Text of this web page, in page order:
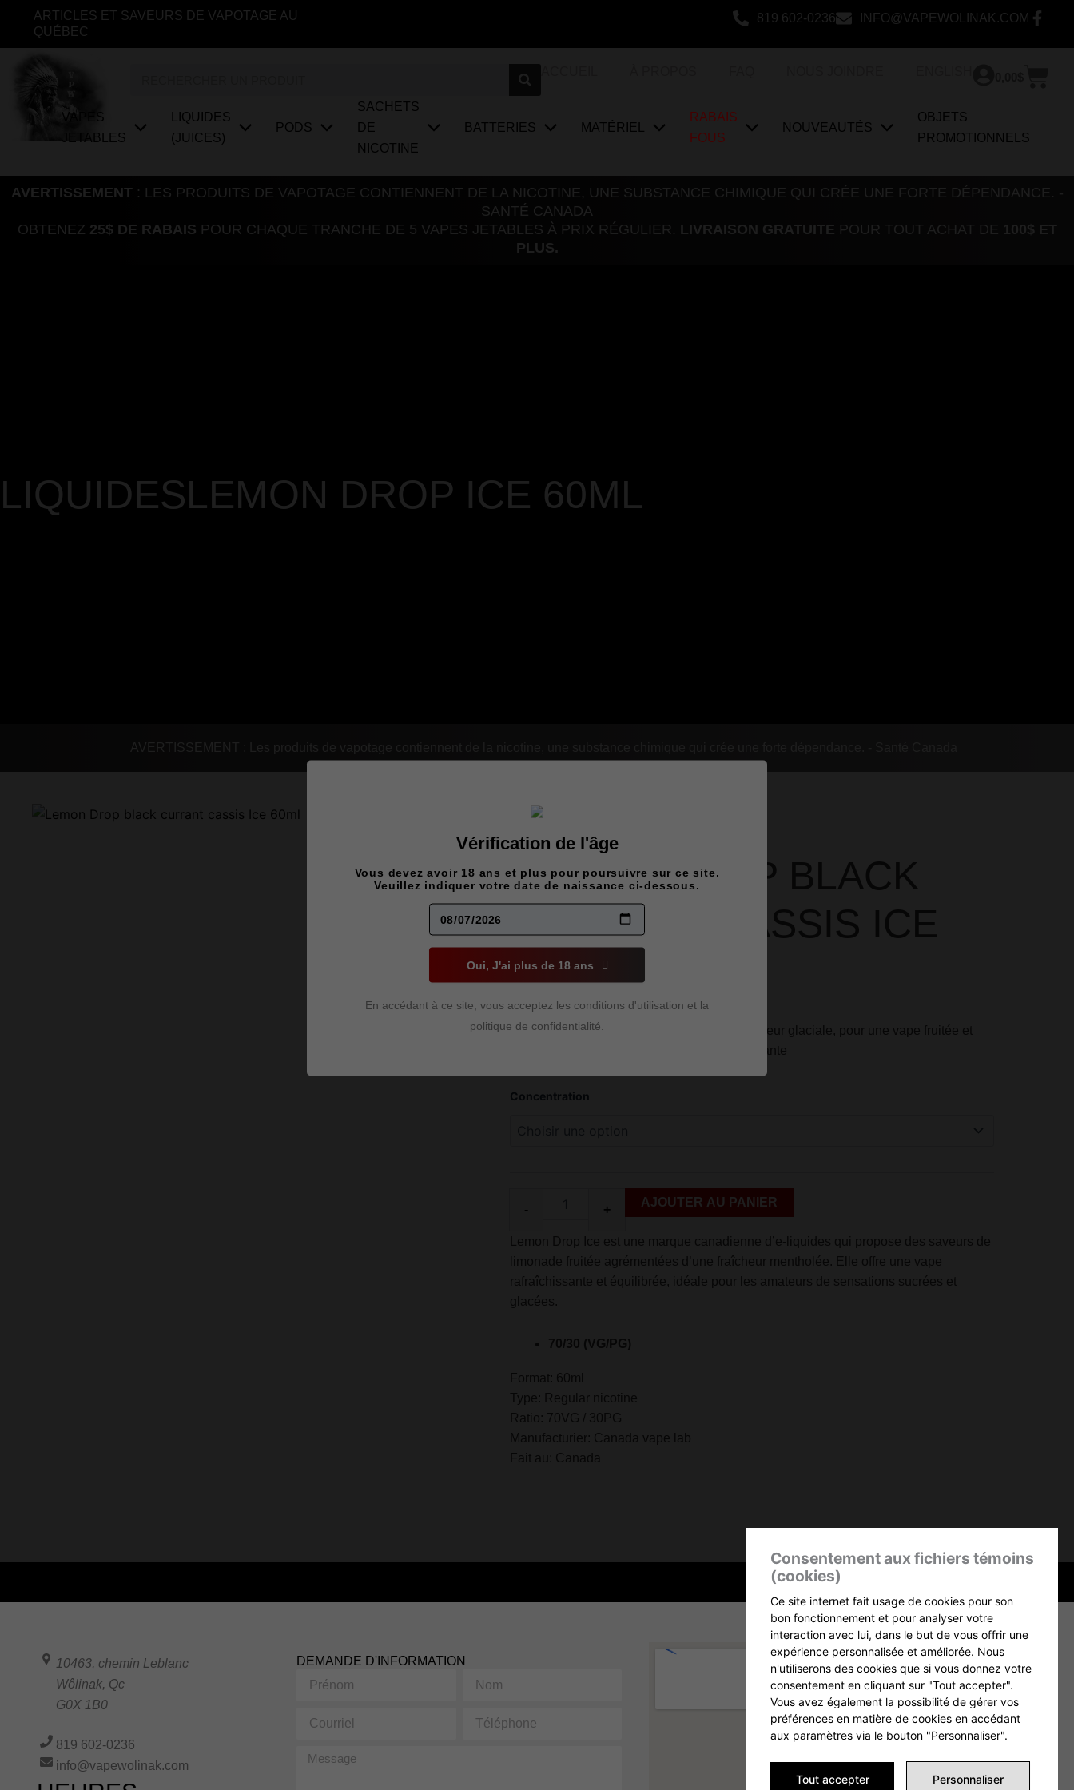
contenu
ARTICLES ET SAVEURS DE VAPOTAGE AU
QUÉBEC
819 602-0236 INFO@VAPEWOLINAK.COM
VAPES
JETABLES
LIQUIDES
(JUICES)
PODS
SACHETS
DE
NICOTINE
BATTERIES MATÉRIEL
RABAIS
FOUS
NOUVEAUTÉS
OBJETS
PROMOTIONNELS
AVERTISSEMENT: LES PRODUITS DE VAPOTAGE CONTIENNENT DE LA NICOTINE, UNE SUBSTANCE CHIMIQUE QUI CRÉE UNE FORTE DÉPENDANCE. -
SANTÉ CANADA
OBTENEZ 25$ DE RABAIS POUR CHAQUE TRANCHE DE 5 VAPES JETABLES À PRIX RÉGULIER. LIVRAISON GRATUITE POUR TOUT ACHAT DE 100$ ET
PLUS.
LIQUIDESLEMON DROP ICE 60ML
LEMON DROP BLACK
CURRANT CASSIS ICE
60ML
39,00 $
Cassis acidulé et puissant, marié à une fraîcheur glaciale, pour une vape fruitée et
rafraîchissante qui laisse une sensation vivifiante
Concentration
quantité
- +
AJOUTER AU PANIER
Lemon Drop Ice est une marque canadienne d’e-liquides qui propose des saveurs de
limonade fruitée agrémentées d’une fraîcheur mentholée. Elle offre une vape
rafraîchissante et équilibrée, idéale pour les amateurs de sensations sucrées et
glacées.
70/30 (VG/PG)
Format: 60ml
Type: Regular nicotine
Ratio: 70VG / 30PG
Manufacturier: Canada vape lab
Fait au: Canada
Vérification de l'âge
Vous devez avoir 18 ans et plus pour poursuivre sur ce site.
Veuillez indiquer votre date de naissance ci-dessous.
Oui, J'ai plus de 18 ans
En accédant à ce site, vous acceptez les conditions d'utilisation et la
politique de confidentialité.
10463, chemin Leblanc
Wôlinak, Qc
G0X 1B0
819 602-0236
info@vapewolinak.com
DEMANDE D'INFORMATION
Prénom Nom
Courriel Téléphone
Message
Consentement aux fichiers témoins
(cookies)
Ce site internet fait usage de cookies pour son
bon fonctionnement et pour analyser votre
interaction avec lui, dans le but de vous offrir une
expérience personnalisée et améliorée. Nous
n'utiliserons des cookies que si vous donnez votre
consentement en cliquant sur "Tout accepter".
Vous avez également la possibilité de gérer vos
préférences en matière de cookies en accédant
aux paramètres via le bouton "Personnaliser".
Tout accepter Personnaliser